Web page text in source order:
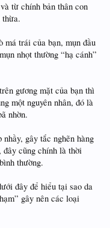
từ chính bản thân con
thừa.
má trái của bạn, mụn đầu
nhọt thường “hạ cánh”
gương mặt của bạn thì
một nguyên nhân, đó là
nhờn.
gây tắc nghẽn hàng
đây cũng chính là thời
thường.
đây để hiểu tại sao da
gây nên các loại